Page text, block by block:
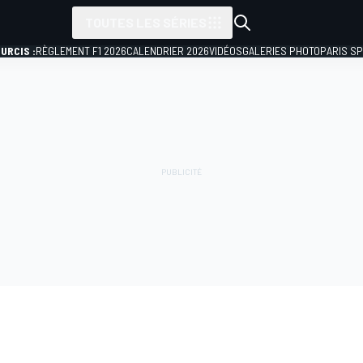
:RÈGLEMENT F1 2026CALENDRIER 2026VIDÉOSGALERIES PHOTOPARIS